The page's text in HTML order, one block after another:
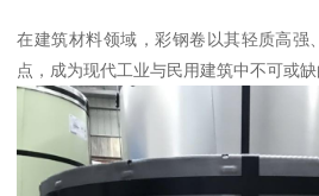
在建筑材料领域，彩钢卷以其轻质高强
点，成为现代工业与民用建筑中不可或缺